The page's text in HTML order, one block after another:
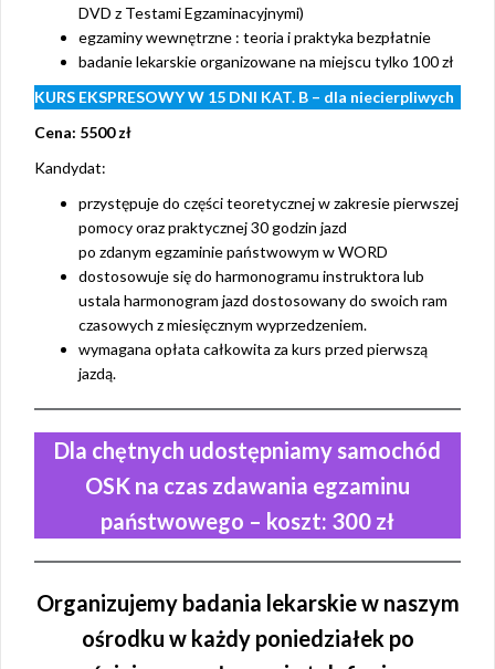
DVD z Testami Egzaminacyjnymi)
egzaminy wewnętrzne : teoria i praktyka bezpłatnie
badanie lekarskie organizowane na miejscu tylko 100 zł
KURS EKSPRESOWY W 15 DNI KAT. B – dla niecierpliwych
Cena: 5500 zł
Kandydat:
przystępuje do części teoretycznej w zakresie pierwszej
pomocy oraz praktycznej 30 godzin jazd
po zdanym egzaminie państwowym w WORD
dostosowuje się do harmonogramu instruktora lub
ustala harmonogram jazd dostosowany do swoich ram
czasowych z miesięcznym wyprzedzeniem.
wymagana opłata całkowita za kurs przed pierwszą
jazdą.
Dla chętnych udostępniamy samochód
OSK na czas zdawania egzaminu
państwowego – koszt: 300 zł
Organizujemy badania lekarskie w naszym
ośrodku w każdy poniedziałek po